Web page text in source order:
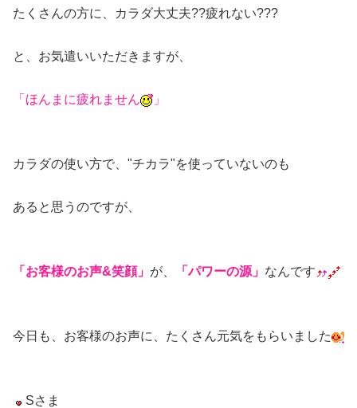
たくさんの方に、カラダ大丈夫??疲れない???
と、お気遣いいただきますが、
「ほんまに疲れません 」
カラダの使い方で、"チカラ"を使っていないのも
あると思うのですが、
「お客様のお声&笑顔」 が、 「パワーの源」 なんです
今日も、お客様のお声に、たくさん元気をもらいました
Sさま